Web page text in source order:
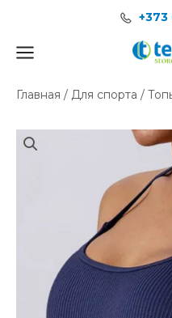
содержимому
Main
Главная / Для спорта /
товара
Топы